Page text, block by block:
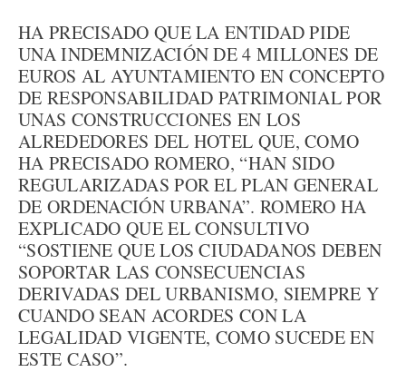
HA PRECISADO QUE LA ENTIDAD PIDE
UNA INDEMNIZACIÓN DE 4 MILLONES DE
EUROS AL AYUNTAMIENTO EN CONCEPTO
DE RESPONSABILIDAD PATRIMONIAL POR
UNAS CONSTRUCCIONES EN LOS
ALREDEDORES DEL HOTEL QUE, COMO
HA PRECISADO ROMERO, “HAN SIDO
REGULARIZADAS POR EL PLAN GENERAL
DE ORDENACIÓN URBANA”. ROMERO HA
EXPLICADO QUE EL CONSULTIVO
“SOSTIENE QUE LOS CIUDADANOS DEBEN
SOPORTAR LAS CONSECUENCIAS
DERIVADAS DEL URBANISMO, SIEMPRE Y
CUANDO SEAN ACORDES CON LA
LEGALIDAD VIGENTE, COMO SUCEDE EN
ESTE CASO”.